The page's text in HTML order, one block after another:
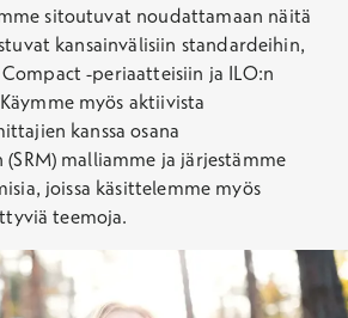
sitoutuvat noudattamaan näitä
kansainvälisiin standardeihin,
Compact -periaatteisiin ja ILO:n
Käymme myös aktiivista
kanssa osana
(SRM) malliamme ja järjestämme
joissa käsittelemme myös
teemoja.